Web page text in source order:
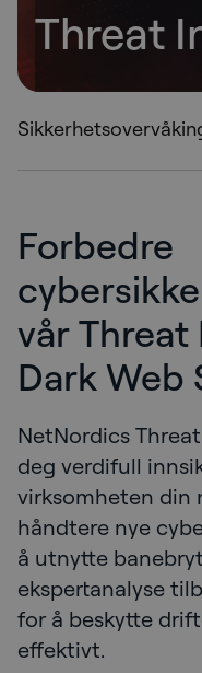
Threat
Forbedre
vår
Dark Web
NetNordics
deg verdifull
virksomheten din
håndtere nye
å utnytte
ekspertanalyse
for å beskytte
effektivt.